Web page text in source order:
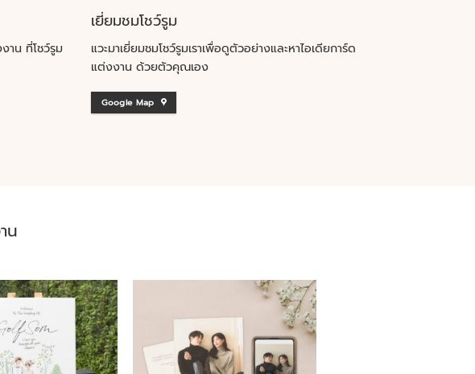
าน ที่โชว์รูม
เยี่ยมชมโชว์รูม
แวะมาเยี่ยมชมโชว์รูมเราเพื่อดูตัวอย่างและหาไอเดียการ์ด
แต่งงาน ด้วยตัวคุณเอง
Google Map
น